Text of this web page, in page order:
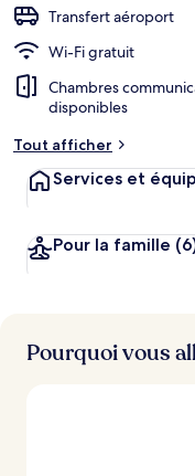
Transfert aéroport
Wi-Fi gratuit
Chambres
disponibles
Tout afficher
Services et
Pour la famille
Pourquoi vous